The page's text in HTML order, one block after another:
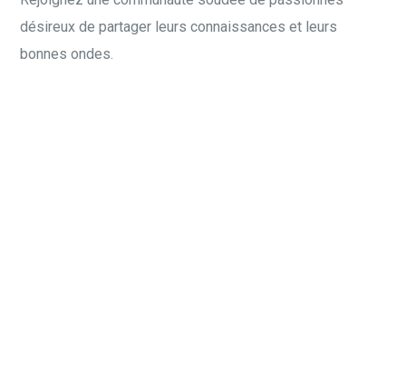
désireux de partager leurs connaissances et leurs
bonnes ondes.